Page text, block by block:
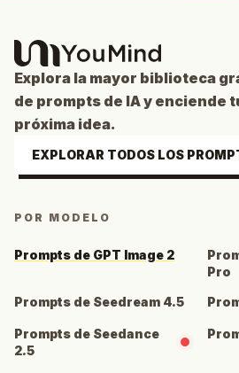
Explora la mayor biblioteca
de prompts de IA y enciende
próxima idea.
EXPLORAR TODOS LOS
POR MODELO
Prompts de GPT Image 2
Pro
Prompts de Seedream 4.5
Prompts de Seedance
2.5